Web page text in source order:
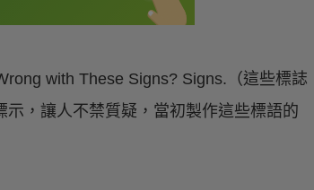
with These Signs? Signs.（這些標誌
，讓人不禁質疑，當初製作這些標語的